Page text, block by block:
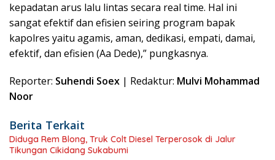
kepadatan arus lalu lintas secara real time. Hal ini
sangat efektif dan efisien seiring program bapak
kapolres yaitu agamis, aman, dedikasi, empati, damai,
efektif, dan efisien (Aa Dede),” pungkasnya.
Reporter: Suhendi Soex | Redaktur: Mulvi Mohammad
Noor
Berita Terkait
Diduga Rem Blong, Truk Colt Diesel Terperosok di Jalur
Tikungan Cikidang Sukabumi